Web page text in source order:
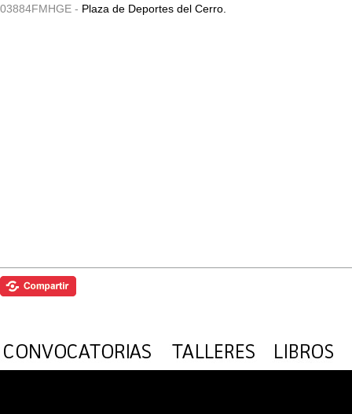
03884FMHGE - Plaza de Deportes del Cerro.